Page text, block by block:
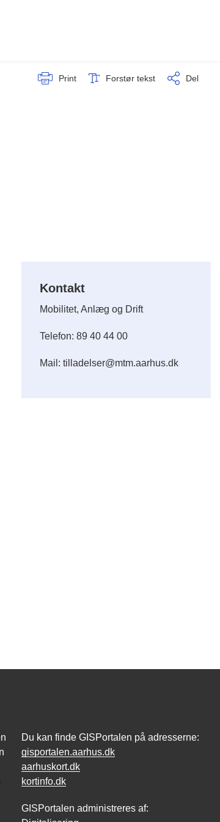
Print Forstør tekst Del
Kontakt
Mobilitet, Anlæg og Drift
Telefon: 89 40 44 00
Mail: tilladelser@mtm.aarhus.dk
Du kan finde GISPortalen på adresserne:
gisportalen.aarhus.dk
aarhuskort.dk
kortinfo.dk
GISPortalen administreres af: